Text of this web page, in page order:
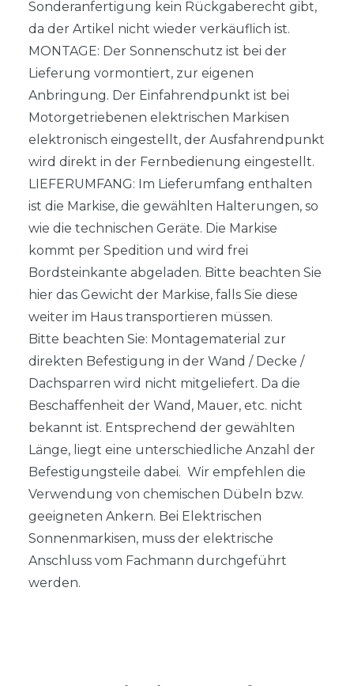
Sonderanfertigung kein Rückgaberecht gibt,
da der Artikel nicht wieder verkäuflich ist.
MONTAGE: Der Sonnenschutz ist bei der
Lieferung vormontiert, zur eigenen
Anbringung. Der Einfahrendpunkt ist bei
Motorgetriebenen elektrischen Markisen
elektronisch eingestellt, der Ausfahrendpunkt
wird direkt in der Fernbedienung eingestellt.
LIEFERUMFANG: Im Lieferumfang enthalten
ist die Markise, die gewählten Halterungen, so
wie die technischen Geräte. Die Markise
kommt per Spedition und wird frei
Bordsteinkante abgeladen. Bitte beachten Sie
hier das Gewicht der Markise, falls Sie diese
weiter im Haus transportieren müssen.
Bitte beachten Sie: Montagematerial zur
direkten Befestigung in der Wand / Decke /
Dachsparren wird nicht mitgeliefert. Da die
Beschaffenheit der Wand, Mauer, etc. nicht
bekannt ist. Entsprechend der gewählten
Länge, liegt eine unterschiedliche Anzahl der
Befestigungsteile dabei. Wir empfehlen die
Verwendung von chemischen Dübeln bzw.
geeigneten Ankern. Bei Elektrischen
Sonnenmarkisen, muss der elektrische
Anschluss vom Fachmann durchgeführt
werden.